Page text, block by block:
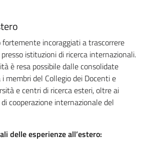
incoraggiati a trascorrere
presso istituzioni di ricerca internazionali.
è resa possibile dalle consolidate
membri del Collegio dei Docenti e
e centri di ricerca esteri, oltre ai
cooperazione internazionale del
delle esperienze all’estero: